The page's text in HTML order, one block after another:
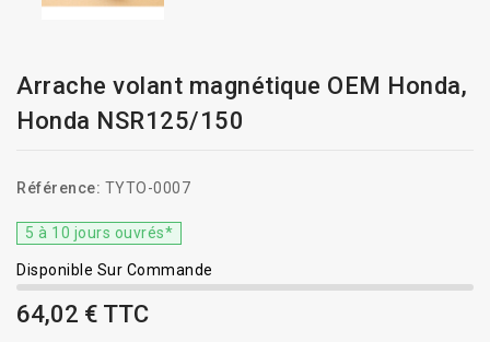
Arrache volant magnétique OEM Honda,
Honda NSR125/150
Référence: TYTO-0007
5 à 10 jours ouvrés*
Disponible Sur Commande
64,02 € TTC